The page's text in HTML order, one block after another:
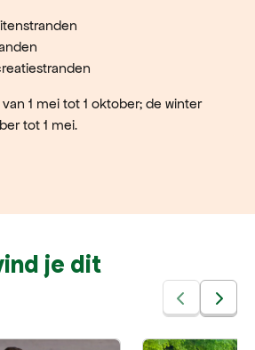
1 mei tot 1 oktober; de winter
tot 1 mei.
je dit